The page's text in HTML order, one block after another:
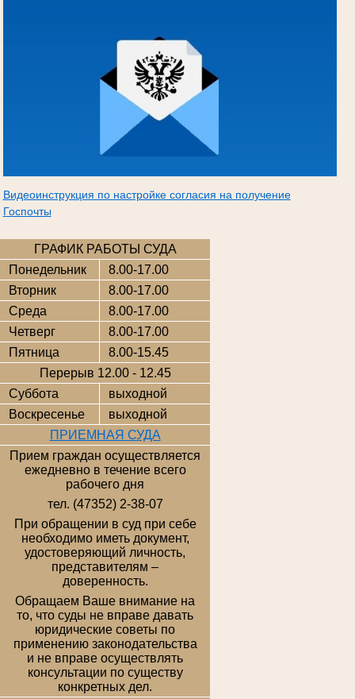
Видеоинструкция по настройке согласия на получение
Госпочты
ГРАФИК РАБОТЫ СУДА
Понедельник
8.00-17.00
Вторник
8.00-17.00
Среда
8.00-17.00
Четверг
8.00-17.00
Пятница
8.00-15.45
Перерыв 12.00 - 12.45
Суббота
выходной
Воскресенье
выходной
ПРИЕМНАЯ СУДА
Прием граждан осуществляется
ежедневно в течение всего
рабочего дня
тел. (47352) 2-38-07
При обращении в суд при себе
необходимо иметь документ,
удостоверяющий личность,
представителям –
доверенность.
Обращаем Ваше внимание на
то, что суды не вправе давать
юридические советы по
применению законодательства
и не вправе осуществлять
консультации по существу
конкретных дел.